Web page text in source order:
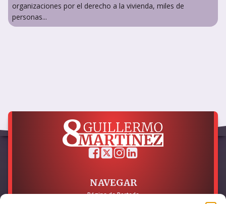
organizaciones por el derecho a la vivienda, miles de
personas...
NAVEGAR
Página de Portada